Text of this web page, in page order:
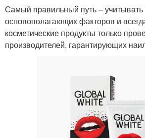
Самый правильный путь – учитывать
основополагающих факторов и
косметические продукты только
производителей, гарантирующих